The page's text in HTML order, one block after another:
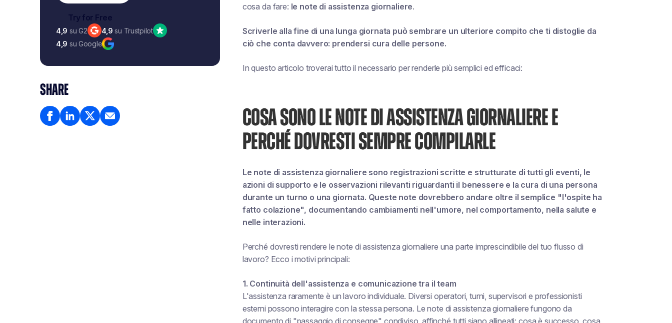
4,9 su G2 4,9 su Trustpilot
4,9 su Google
SHARE
cosa da fare: le note di assistenza giornaliere.
Scriverle alla fine di una lunga giornata può sembrare un ulteriore compito che ti distoglie da
ciò che conta davvero: prendersi cura delle persone.
In questo articolo troverai tutto il necessario per renderle più semplici ed efficaci:
COSA SONO LE NOTE DI ASSISTENZA GIORNALIERE E
PERCHÉ DOVRESTI SEMPRE COMPILARLE
Le note di assistenza giornaliere sono registrazioni scritte e strutturate di tutti gli eventi, le
azioni di supporto e le osservazioni rilevanti riguardanti il benessere e la cura di una persona
durante un turno o una giornata. Queste note dovrebbero andare oltre il semplice "l'ospite ha
fatto colazione", documentando cambiamenti nell'umore, nel comportamento, nella salute e
nelle interazioni.
Perché dovresti rendere le note di assistenza giornaliere una parte imprescindibile del tuo flusso di
lavoro? Ecco i motivi principali:
1. Continuità dell'assistenza e comunicazione tra il team
L'assistenza raramente è un lavoro individuale. Diversi operatori, turni, supervisori e professionisti
esterni possono interagire con la stessa persona. Le note di assistenza giornaliere fungono da
documento di "passaggio di consegne" condiviso, affinché tutti siano allineati: cosa è successo, cosa